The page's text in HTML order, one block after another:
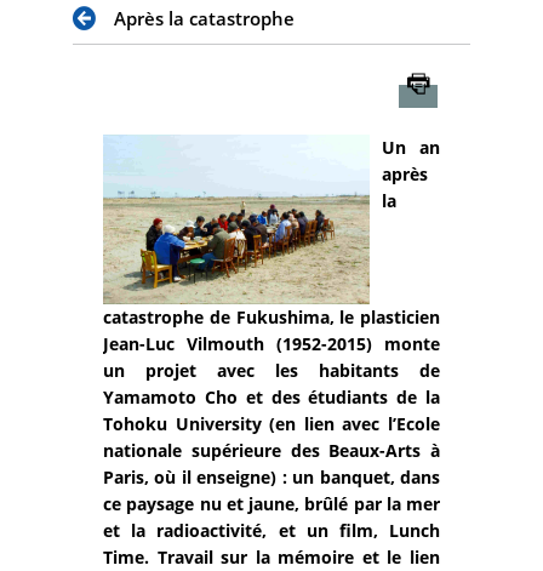
Après la catastrophe
Un an
après
la
catastrophe de Fukushima, le plasticien
Jean-Luc Vilmouth (1952-2015) monte
un projet avec les habitants de
Yamamoto Cho et des étudiants de la
Tohoku University (en lien avec l’Ecole
nationale supérieure des Beaux-Arts à
Paris, où il enseigne) : un banquet, dans
ce paysage nu et jaune, brûlé par la mer
et la radioactivité, et un film, Lunch
Time. Travail sur la mémoire et le lien